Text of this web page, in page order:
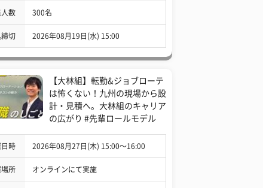
人数 300名
締切 2026年08月19日(水) 15:00
【大林組】転勤&ジョブローテ
は怖くない！九州の現場から設
計・見積へ。大林組のキャリア
の広がり #先輩ロールモデル
日時 2026年08月27日(木) 15:00〜16:00
場所 オンラインにて実施